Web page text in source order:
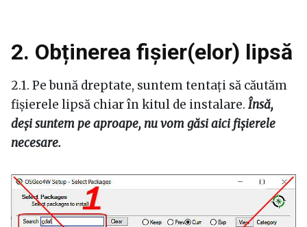
2. Obținerea fișier(elor) lipsă
2.1. Pe bună dreptate, suntem tentați să căutăm
fișierele lipsă chiar în kitul de instalare. Însă,
deși suntem pe aproape, nu vom găsi aici fișierele
necesare.